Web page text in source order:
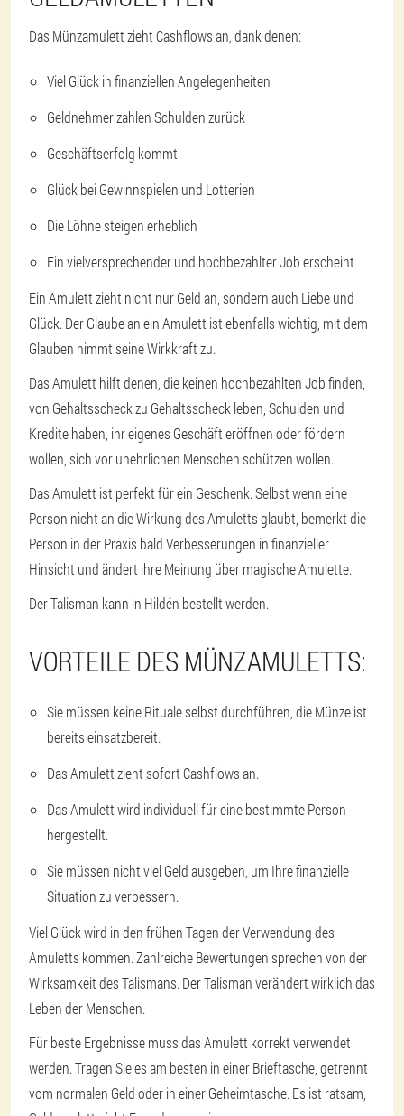
Das Münzamulett zieht Cashflows an, dank denen:
Viel Glück in finanziellen Angelegenheiten
Geldnehmer zahlen Schulden zurück
Geschäftserfolg kommt
Glück bei Gewinnspielen und Lotterien
Die Löhne steigen erheblich
Ein vielversprechender und hochbezahlter Job erscheint
Ein Amulett zieht nicht nur Geld an, sondern auch Liebe und
Glück. Der Glaube an ein Amulett ist ebenfalls wichtig, mit dem
Glauben nimmt seine Wirkkraft zu.
Das Amulett hilft denen, die keinen hochbezahlten Job finden,
von Gehaltsscheck zu Gehaltsscheck leben, Schulden und
Kredite haben, ihr eigenes Geschäft eröffnen oder fördern
wollen, sich vor unehrlichen Menschen schützen wollen.
Das Amulett ist perfekt für ein Geschenk. Selbst wenn eine
Person nicht an die Wirkung des Amuletts glaubt, bemerkt die
Person in der Praxis bald Verbesserungen in finanzieller
Hinsicht und ändert ihre Meinung über magische Amulette.
Der Talisman kann in Hildén bestellt werden.
VORTEILE DES MÜNZAMULETTS:
Sie müssen keine Rituale selbst durchführen, die Münze ist
bereits einsatzbereit.
Das Amulett zieht sofort Cashflows an.
Das Amulett wird individuell für eine bestimmte Person
hergestellt.
Sie müssen nicht viel Geld ausgeben, um Ihre finanzielle
Situation zu verbessern.
Viel Glück wird in den frühen Tagen der Verwendung des
Amuletts kommen. Zahlreiche Bewertungen sprechen von der
Wirksamkeit des Talismans. Der Talisman verändert wirklich das
Leben der Menschen.
Für beste Ergebnisse muss das Amulett korrekt verwendet
werden. Tragen Sie es am besten in einer Brieftasche, getrennt
vom normalen Geld oder in einer Geheimtasche. Es ist ratsam,